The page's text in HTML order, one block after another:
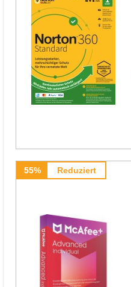
55% Reduziert